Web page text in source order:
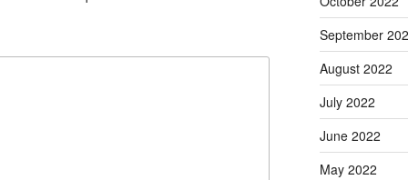
September
August 2022
July 2022
June 2022
May 2022